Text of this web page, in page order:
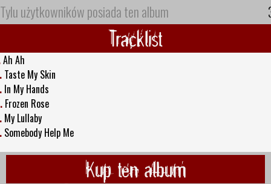
Tylu użytkowników posiada ten album
Tracklist
Ah Ah
Taste My Skin
In My Hands
Frozen Rose
My Lullaby
Somebody Help Me
Kup ten album